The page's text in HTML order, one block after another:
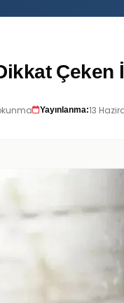
Çeken
Yayınlanma:13